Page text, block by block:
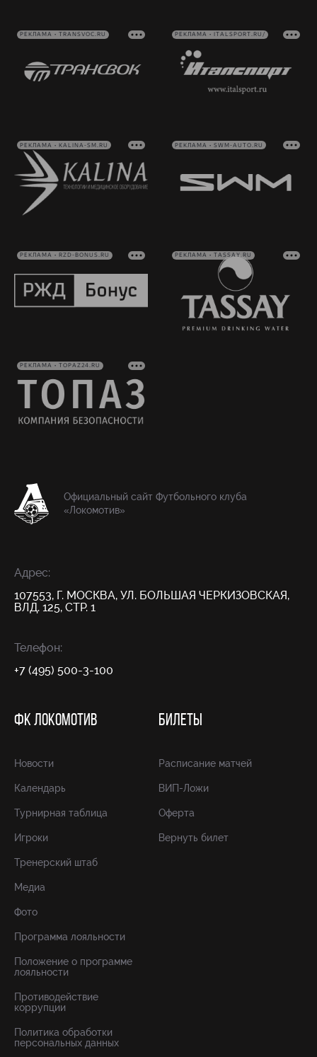
РЕКЛАМА • TRANSVOC.RU РЕКЛАМА • ITALSPORT.RU/
РЕКЛАМА • KALINA-SM.RU РЕКЛАМА • SWM-AUTO.RU
РЕКЛАМА • RZD-BONUS.RU РЕКЛАМА • TASSAY.RU
РЕКЛАМА • TOPAZ24.RU
Официальный сайт Футбольного клуба
«Локомотив»
Адрес:
107553, Г. МОСКВА, УЛ. БОЛЬШАЯ ЧЕРКИЗОВСКАЯ,
ВЛД. 125, СТР. 1
Телефон:
+7 (495) 500-3-100
ФК ЛОКОМОТИВ
Новости
Календарь
Турнирная таблица
Игроки
Тренерский штаб
Медиа
Фото
Программа лояльности
Положение о программе
лояльности
Противодействие
коррупции
Политика обработки
персональных данных
БИЛЕТЫ
Расписание матчей
ВИП-Ложи
Оферта
Вернуть билет